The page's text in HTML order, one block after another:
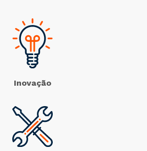
Inovação